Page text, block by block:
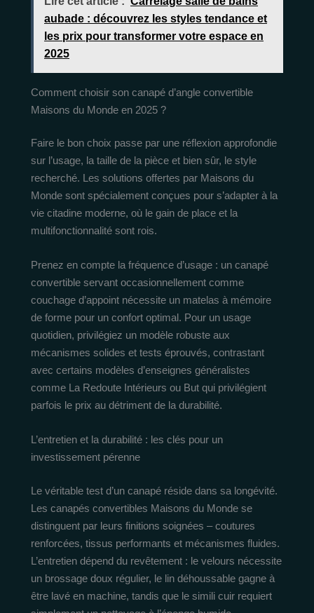
aubade : découvrez les styles tendance et
les prix pour transformer votre espace en
2025
Comment choisir son canapé d’angle convertible
Maisons du Monde en 2025 ?
Faire le bon choix passe par une réflexion approfondie
sur l’usage, la taille de la pièce et bien sûr, le style
recherché. Les solutions offertes par Maisons du
Monde sont spécialement conçues pour s’adapter à la
vie citadine moderne, où le gain de place et la
multifonctionnalité sont rois.
Prenez en compte la fréquence d’usage : un canapé
convertible servant occasionnellement comme
couchage d’appoint nécessite un matelas à mémoire
de forme pour un confort optimal. Pour un usage
quotidien, privilégiez un modèle robuste aux
mécanismes solides et tests éprouvés, contrastant
avec certains modèles d’enseignes généralistes
comme La Redoute Intérieurs ou But qui privilégient
parfois le prix au détriment de la durabilité.
L’entretien et la durabilité : les clés pour un
investissement pérenne
Le véritable test d’un canapé réside dans sa longévité.
Les canapés convertibles Maisons du Monde se
distinguent par leurs finitions soignées – coutures
renforcées, tissus performants et mécanismes fluides.
L’entretien dépend du revêtement : le velours nécessite
un brossage doux régulier, le lin déhoussable gagne à
être lavé en machine, tandis que le simili cuir requiert